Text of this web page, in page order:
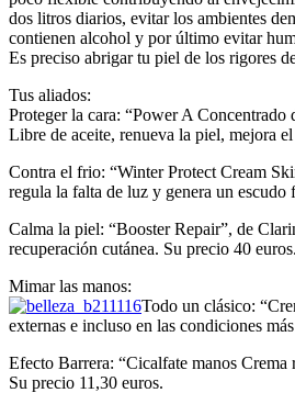
dos litros diarios, evitar los ambientes
contienen alcohol y por último evitar
Es preciso abrigar tu piel de los rigores
Tus aliados:
Proteger la cara: “Power A
Libre de aceite, renueva la piel, mejora
Contra el frio: “Winter Protect Cream
regula la falta de luz y genera un
Calma la piel: “Booster Repair”, de
recuperación cutánea. Su precio 40 euros.
Mimar las manos:
Todo un clásico:
externas e incluso en las condiciones
Efecto Barrera: “Cicalfate manos Crema
Su precio 11,30 euros.